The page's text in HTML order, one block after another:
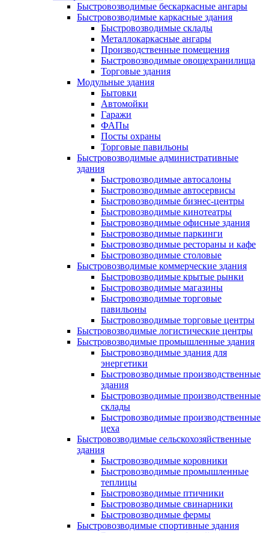
Быстровозводимые бескаркасные ангары
Быстровозводимые каркасные здания
Быстровозводимые склады
Металлокаркасные ангары
Производственные помещения
Быстровозводимые овощехранилища
Торговые здания
Модульные здания
Бытовки
Автомойки
Гаражи
ФАПы
Посты охраны
Торговые павильоны
Быстровозводимые административные
здания
Быстровозводимые автосалоны
Быстровозводимые автосервисы
Быстровозводимые бизнес-центры
Быстровозводимые кинотеатры
Быстровозводимые офисные здания
Быстровозводимые паркинги
Быстровозводимые рестораны и кафе
Быстровозводимые столовые
Быстровозводимые коммерческие здания
Быстровозводимые крытые рынки
Быстровозводимые магазины
Быстровозводимые торговые
павильоны
Быстровозводимые торговые центры
Быстровозводимые логистические центры
Быстровозводимые промышленные здания
Быстровозводимые здания для
энергетики
Быстровозводимые производственные
здания
Быстровозводимые производственные
склады
Быстровозводимые производственные
цеха
Быстровозводимые сельскохозяйственные
здания
Быстровозводимые коровники
Быстровозводимые промышленные
теплицы
Быстровозводимые птичники
Быстровозводимые свинарники
Быстровозводимые фермы
Быстровозводимые спортивные здания